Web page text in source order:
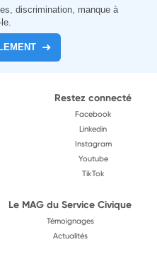
discrimination, manque à
Restez connecté
Facebook
Linkedin
Instagram
Youtube
TikTok
Le MAG du Service Civique
Témoignages
Actualités